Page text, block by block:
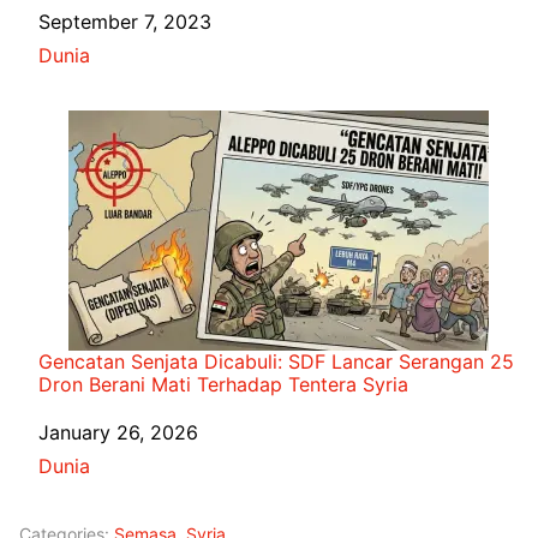
Date
September 7, 2023
In relation to
Dunia
Gencatan Senjata Dicabuli: SDF Lancar Serangan 25
Dron Berani Mati Terhadap Tentera Syria
Date
January 26, 2026
In relation to
Dunia
Categories: Semasa Syria